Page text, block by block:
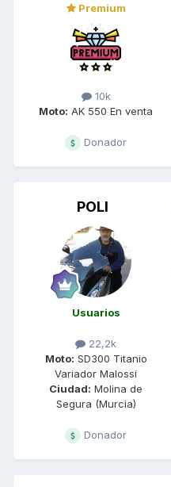
Premium
10k
Moto: AK 550 En venta
Donador
POLI
Usuarios
22,2k
Moto: SD300 Titanio
Variador Malossi
Ciudad: Molina de
Segura (Murcia)
Donador